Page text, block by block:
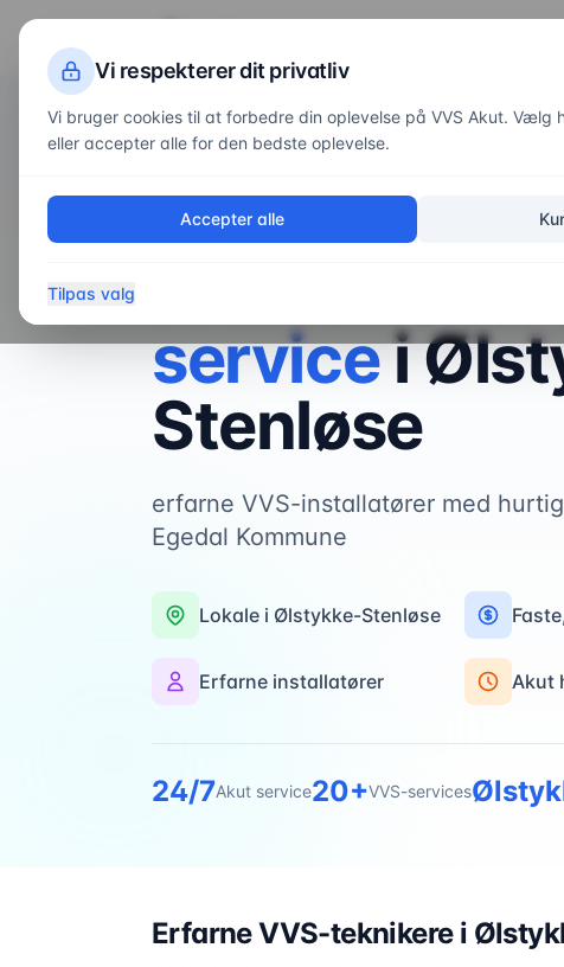
Forside/ Områder/Ølstykke-Stenløse
VVS-service i Ølstykke-Stenløse
servicei
Stenløse
erfarne VVS-installatører med
Egedal Kommune
Lokale i Ølstykke-Stenløse
Erfarne installatører Akut
24/7Akut service20+VVS-services
Erfarne VVS-teknikere i
Vi respekterer dit privatliv
Vi bruger cookies til at forbedre din oplevelse på VVS Akut. Vælg
eller accepter alle for den bedste oplevelse.
Accepter alle
Tilpas valg